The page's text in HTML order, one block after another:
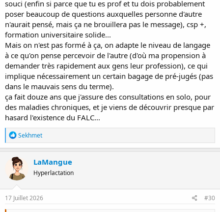
souci (enfin si parce que tu es prof et tu dois probablement
poser beaucoup de questions auxquelles personne d'autre
n'aurait pensé, mais ça ne brouillera pas le message), csp +,
formation universitaire solide...
Mais on n'est pas formé à ça, on adapte le niveau de langage
à ce qu'on pense percevoir de l'autre (d'où ma propension à
demander très rapidement aux gens leur profession), ce qui
implique nécessairement un certain bagage de pré-jugés (pas
dans le mauvais sens du terme).
ça fait douze ans que j'assure des consultations en solo, pour
des maladies chroniques, et je viens de découvrir presque par
hasard l'existence du FALC...
R
é
a
c
t
i
o
n
s
Sekhmet
LaMangue
Hyperlactation
17 Juillet 2026 #30